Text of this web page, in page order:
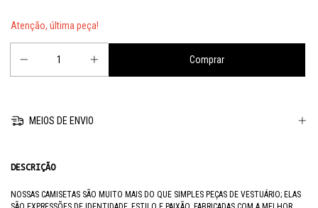
Atenção, última peça!
MEIOS DE ENVIO
DESCRIÇÃO
NOSSAS CAMISETAS SÃO MUITO MAIS DO QUE SIMPLES PEÇAS DE VESTUÁRIO; ELAS